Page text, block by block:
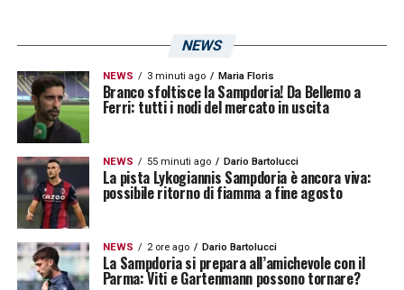
LA PLAYLIST DELLE NOSTRE TOP NEWS
NEWS
NEWS 3 minuti ago Maria Floris
Branco sfoltisce la Sampdoria! Da Bellemo a
Ferri: tutti i nodi del mercato in uscita
NEWS 55 minuti ago Dario Bartolucci
La pista Lykogiannis Sampdoria è ancora viva:
possibile ritorno di fiamma a fine agosto
NEWS 2 ore ago Dario Bartolucci
La Sampdoria si prepara all’amichevole con il
Parma: Viti e Gartenmann possono tornare?